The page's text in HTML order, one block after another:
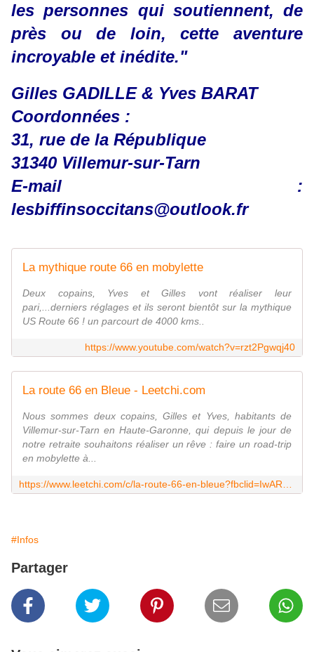
les personnes qui soutiennent, de
près ou de loin, cette aventure
incroyable et inédite."
Gilles GADILLE & Yves BARAT
Coordonnées :
31, rue de la République
31340 Villemur-sur-Tarn
E-mail :
lesbiffinsoccitans@outlook.fr
La mythique route 66 en mobylette
Deux copains, Yves et Gilles vont réaliser leur
pari,...derniers réglages et ils seront bientôt sur la mythique
US Route 66 ! un parcourt de 4000 kms..
https://www.youtube.com/watch?v=rzt2Pgwqj40
La route 66 en Bleue - Leetchi.com
Nous sommes deux copains, Gilles et Yves, habitants de
Villemur-sur-Tarn en Haute-Garonne, qui depuis le jour de
notre retraite souhaitons réaliser un rêve : faire un road-trip
en mobylette à...
#Infos
Partager